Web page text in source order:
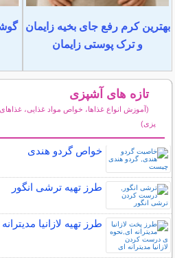
بهترین کرم رفع جای بخیه زایمان
و ترک پوستی زایمان
تازه های آشپزی
(آموزش انواع غذاها، خواص مواد غذایی،
پزی)
خواص گردو هندی
طرز تهیه ترشی انگور
طرز تهیه لازانیا